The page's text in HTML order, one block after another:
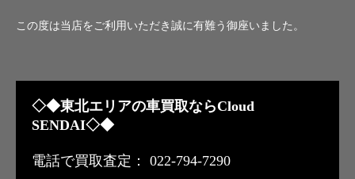
この度は当店をご利用いただき誠に有難う御座いました。
◇◆東北エリアの車買取ならCloud
SENDAI◇◆
電話で買取査定： 022-794-7290